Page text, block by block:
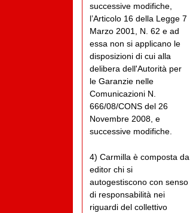
successive modifiche,
l’Articolo 16 della Legge 7
Marzo 2001, N. 62 e ad
essa non si applicano le
disposizioni di cui alla
delibera dell'Autorità per
le Garanzie nelle
Comunicazioni N.
666/08/CONS del 26
Novembre 2008, e
successive modifiche.
4) Carmilla è composta da
editor chi si
autogestiscono con senso
di responsabilità nei
riguardi del collettivo